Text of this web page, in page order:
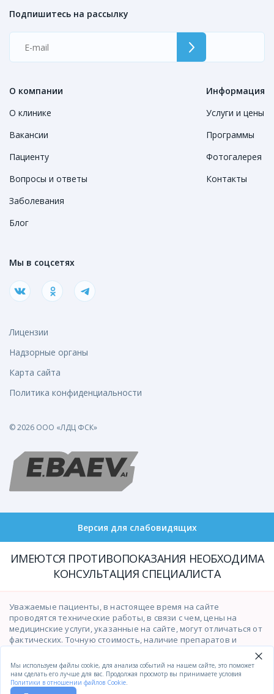
О компании
О клинике
Вакансии
Пациенту
Вопросы и ответы
Заболевания
Блог
Информация
Услуги и цены
Программы
Фотогалерея
Контакты
Подпишитесь на рассылку
Мы в соцсетях
Лицензии
Надзорные органы
Карта сайта
Политика конфиденциальности
© 2026 ООО «ЛДЦ ФСК»
Версия для слабовидящих
ИМЕЮТСЯ ПРОТИВОПОКАЗАНИЯ НЕОБХОДИМА
КОНСУЛЬТАЦИЯ СПЕЦИАЛИСТА
Уважаемые пациенты, в настоящее время на сайте
проводятся технические работы, в связи с чем, цены на
медицинские услуги, указанные на сайте, могут отличаться от
фактических. Точную стоимость, наличие препаратов и
возможность оказания медицинских услуг просим уточнять у
операторов контакт-центра по телефону(391)201-03-03.
Приносим свои извинения за временные неудобства.
Мы используем файлы cookie, для анализа событий на нашем сайте, это поможет
нам сделать его лучше для вас. Продолжая просмотр вы принимаете условия
Политики в отношении файлов Cookie.